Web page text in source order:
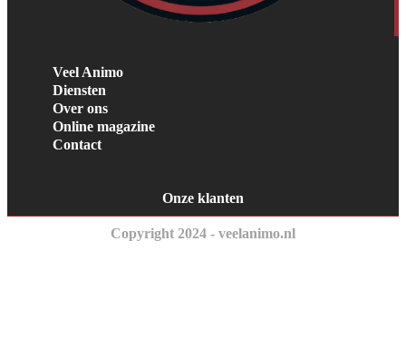
Veel Animo
Diensten
Over ons
Online magazine
Contact
Onze klanten
Copyright 2024 - veelanimo.nl